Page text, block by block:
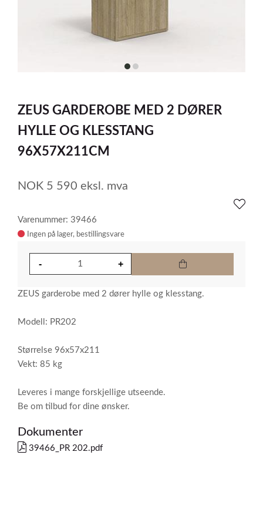
itemitem
of
2
ZEUS GARDEROBE MED 2 DØRER
HYLLE OG KLESSTANG
96X57X211CM
NOK 5 590 eksl. mva
Varenummer: 39466
Ingen på lager
ZEUS garderobe med 2 dører hylle og klesstang.
Modell: PR202
Størrelse 96x57x211
Vekt: 85 kg
Leveres i mange forskjellige utseende.
Be om tilbud for dine ønsker.
Dokumenter
39466_PR 202.pdf